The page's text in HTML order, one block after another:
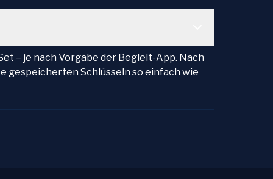
– je nach Vorgabe der Begleit-App. Nach
gespeicherten Schlüsseln so einfach wie